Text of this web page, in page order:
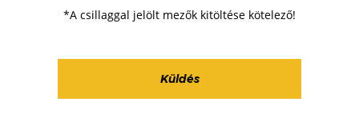
*A csillaggal jelölt mezők kitöltése kötelező!